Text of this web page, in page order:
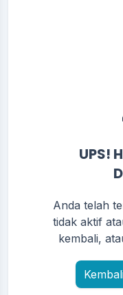
UPS!
Anda telah
tidak aktif
kembali,